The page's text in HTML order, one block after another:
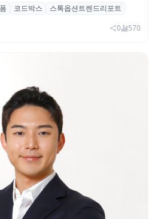
년 만에 18.2%→31.3%…
비중도 급증
코드박스
스톡옵션트렌드리포트
0 570